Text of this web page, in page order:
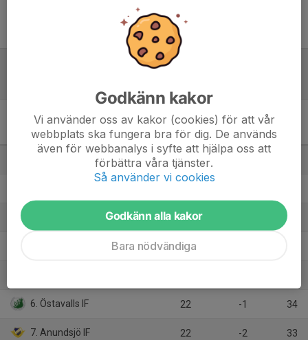
Div 3 Mellersta Norrland,
herr 2023
M +/-
22
22 43
22
6. Östavalls IF 22 -1 34
7. Anundsjö IF 22 -2 33
Godkänn kakor
Vi använder oss av kakor (cookies) för att vår
webbplats ska fungera bra för dig. De används
även för webbanalys i syfte att hjälpa oss att
förbättra våra tjänster.
Så använder vi cookies
Godkänn alla kakor
Bara nödvändiga